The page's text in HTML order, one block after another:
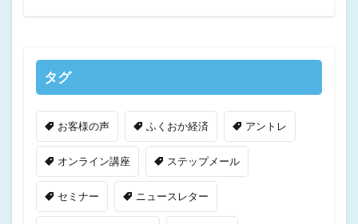
タグ
お客様の声 ふくおか経済 アントレ
オンライン講座 ステップメール
セミナー ニュースレター